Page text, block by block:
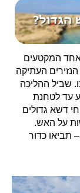
אחד המקטעים
העתיקה
שביל ההליכה
עד לטחנת
דשא גדולים
על האש.
תביאו כדור